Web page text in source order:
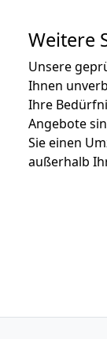
Weitere
Unsere
Ihnen
Ihre
Angebote
Sie einen
außerhalb